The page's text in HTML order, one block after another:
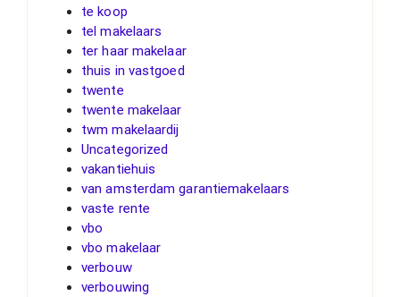
te koop
tel makelaars
ter haar makelaar
thuis in vastgoed
twente
twente makelaar
twm makelaardij
Uncategorized
vakantiehuis
van amsterdam garantiemakelaars
vaste rente
vbo
vbo makelaar
verbouw
verbouwing